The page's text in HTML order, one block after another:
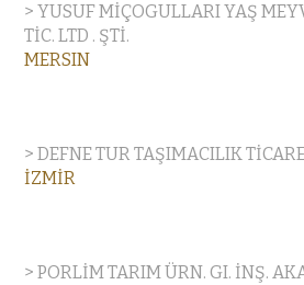
> YUSUF MİÇOGULLARI YAŞ
TİC. LTD . ŞTİ.
MERSIN
> DEFNE TUR TAŞIMACILIK
İZMİR
> PORLİM TARIM ÜRN. GI. İNŞ.